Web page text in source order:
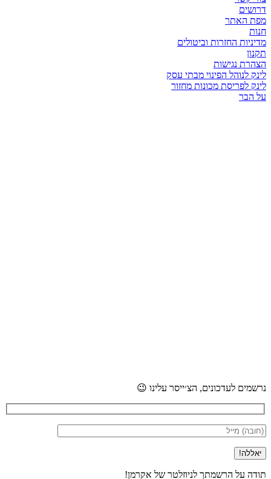
דרושים
מפת האתר
חנות
מדיניות החזרות וביטולים
תקנון
הצהרת נגישות
לינק לנוהל הפינוי מבתי עסק
לינק לפריסת מכונות מחזור
על הבר
נרשמים לעדכונים, הצ׳ייסר עלינו 😉
תודה על הרשמתך לניוזלטר של אקרמן!